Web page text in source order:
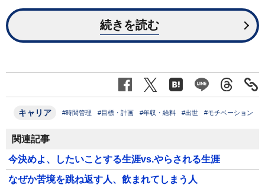
続きを読む
キャリア #時間管理 #目標・計画 #年収・給料 #出世 #モチベーション
関連記事
今決めよ、したいことする生涯vs.やらされる生涯
なぜか苦境を跳ね返す人、飲まれてしまう人